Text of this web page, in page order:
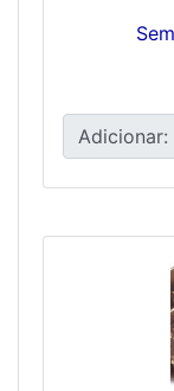
Adicionar: